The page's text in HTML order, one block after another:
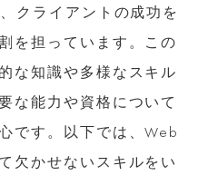
クライアントの成功を
を担っています。この
な知識や多様なスキル
な能力や資格について
です。以下では、Web
欠かせないスキルをい